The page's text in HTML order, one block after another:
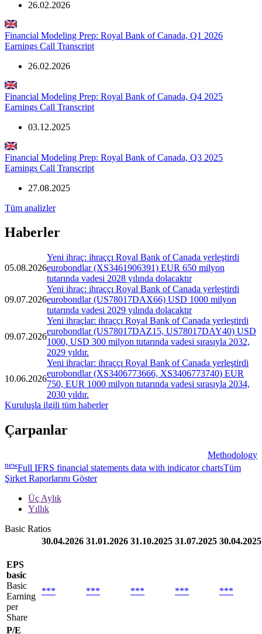
26.02.2026
Financial Modeling Prep: Royal Bank of Canada, Q1 2026
Earnings Call Transcript
26.02.2026
Financial Modeling Prep: Royal Bank of Canada, Q4 2025
Earnings Call Transcript
03.12.2025
Financial Modeling Prep: Royal Bank of Canada, Q3 2025
Earnings Call Transcript
27.08.2025
Tüm analizler
Haberler
05.08.2026
Yeni ihraç: ihraççı Royal Bank of Canada yerleştirdi
eurobondlar (XS3461906391) EUR 650 milyon
tutarında vadesi 2028 yılında dolacaktır
09.07.2026
Yeni ihraç: ihraççı Royal Bank of Canada yerleştirdi
eurobondlar (US78017DAX66) USD 1000 milyon
tutarında vadesi 2029 yılında dolacaktır
09.07.2026
Yeni ihraçlar: ihraççı Royal Bank of Canada yerleştirdi
eurobondlar (US78017DAZ15, US78017DAY40) USD
1000, USD 300 milyon tutarında vadesi sırasıyla 2032,
2029 yıldır.
10.06.2026
Yeni ihraçlar: ihraççı Royal Bank of Canada yerleştirdi
eurobondlar (XS3406773666, XS3406773740) EUR
750, EUR 1000 milyon tutarında vadesi sırasıyla 2034,
2030 yıldır.
Kuruluşla ilgili tüm haberler
Çarpanlar
Methodology
newFull IFRS financial statements data with indicator chartsTüm
Şirket Raporlarını Göster
Üç Aylık
Yıllık
Basic Ratios
30.04.2026 31.01.2026 31.10.2025 31.07.2025 30.04.2025
EPS
basic
Basic
Earning
per
Share
*** *** *** *** ***
P/E